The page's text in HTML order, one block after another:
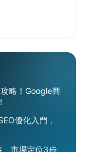
略！Google商
優化入門，
市場定位3步